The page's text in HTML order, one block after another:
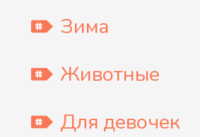
Зима
Животные
Для девочек